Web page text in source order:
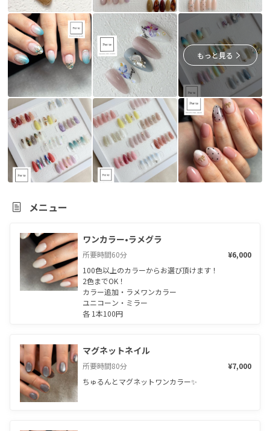
もっと見る
メニュー
ワンカラー•ラメグラ
所要時間60分
¥6,000
100色以上のカラーからお選び頂けます！
2色までOK！
カラー追加・ラメワンカラー
ユニコーン・ミラー
各 1本100円
マグネットネイル
所要時間80分
¥7,000
ちゅるんとマグネットワンカラー✨